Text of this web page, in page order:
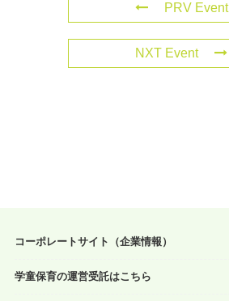
PRV Event
NXT Event
コーポレートサイト（企業情報）
学童保育の運営受託はこちら